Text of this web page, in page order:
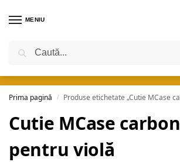
MENIU
Prima pagină
/ Produse etichetate „Cutie MCase
Cutie MCase
pentru violă